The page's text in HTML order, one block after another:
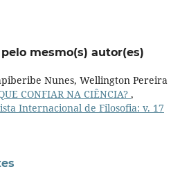
mesmo(s) autor(es)
Nunes, Wellington Pereira
CONFIAR NA CIÊNCIA? ,
Internacional de Filosofia: v. 17